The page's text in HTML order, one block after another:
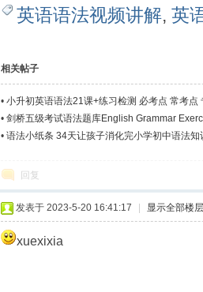
英语语法视频讲解, 英
相关帖子
• 小升初英语语法21课+练习检测 必考点 常考点
• 剑桥五级考试语法题库English Grammar
• 语法小纸条 34天让孩子消化完小学初中语法知
回复
发表于 2023-5-20 16:41:17 显示全部楼层
xuexixia